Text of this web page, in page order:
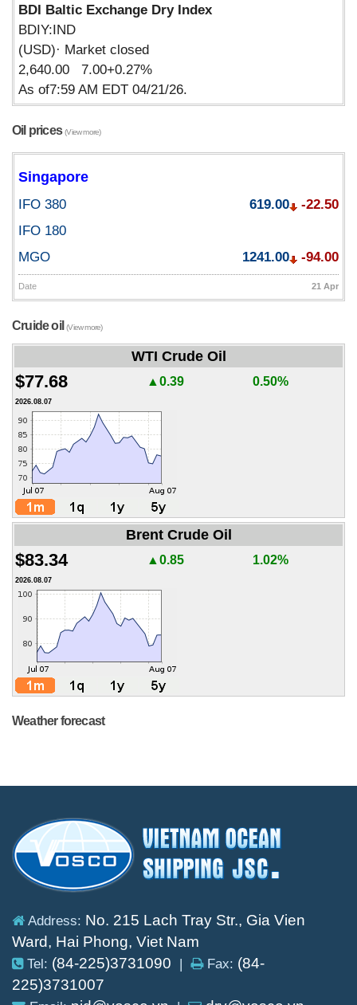
BDI Baltic Exchange Dry Index
BDIY:IND
(USD)· Market closed
2,640.00 7.00+0.27%
As of7:59 AM EDT 04/21/26.
Oil prices(View more)
Singapore
IFO 380 619.00
-22.50
IFO 180
MGO
1241.00 -94.00
Date 21 Apr
Cruide oil(View more)
WTI Crude Oil
$77.68 ▲0.39 0.50%
2026.08.07
Brent Crude Oil
$83.34 ▲0.85 1.02%
2026.08.07
Weather forecast
Address: No. 215 Lach Tray Str., Gia Vien
Ward, Hai Phong, Viet Nam
Tel: (84-225)3731090 | Fax: (84-
225)3731007